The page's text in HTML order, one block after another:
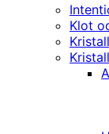
Klot